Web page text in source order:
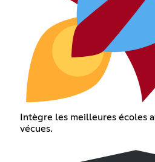
Intègre les meilleures écoles
vécues.